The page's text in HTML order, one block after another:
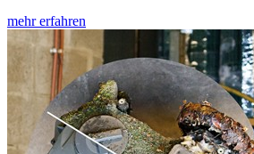
mehr erfahren